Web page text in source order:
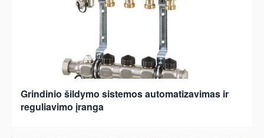
Grindinio šildymo sistemos automatizavimas ir
reguliavimo įranga